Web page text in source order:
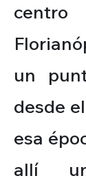
un
desde
esa
allí